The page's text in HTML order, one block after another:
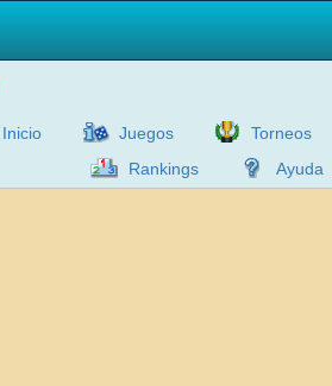
Inicio Juegos
Torneos
Rankings
Ayuda